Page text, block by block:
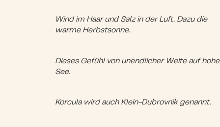
Wind im Haar und Salz in der Luft. Dazu die
warme Herbstsonne.
Dieses Gefühl von unendlicher Weite auf
See.
Korcula wird auch Klein-Dubrovnik genannt.